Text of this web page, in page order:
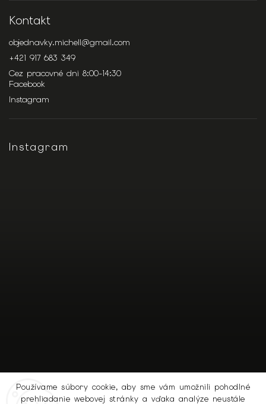
Používame súbory cookie, aby sme vám umožnili pohodlné
prehliadanie webovej stránky a vďaka analýze neustále
Kontakt
objednavky.michell@gmail.com
+421 917 683 349
Cez pracovné dni 8:00-14:30
Facebook
Instagram
Instagram